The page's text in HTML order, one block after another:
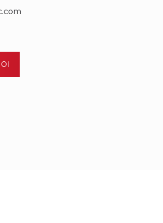
professionnel en
développer une écoute